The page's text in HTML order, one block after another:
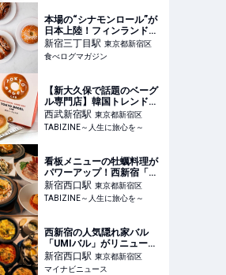
本場の“シナモンロール”が
日本上陸！フィンランド最
古のベーカリーカフェ「エ
クベリ」初の常設店オープ
ン（東京・新宿） | 食べロ
新宿三丁目駅 東京都新宿区
食べログマガジン
【新大久保で話題のベーグ
ル専門店】韓国トレンド
×NYスタイルのベーグル専
門店「TOKYO BAGEL
LAB」の人気TOP3を実食
西武新宿駅 東京都新宿区
TABIZINE～人生に旅心を～
看板メニューの牡蠣料理が
パワーアップ！西新宿「魚
介イタリアン&
新宿西口駅 東京都新宿区
TABIZINE～人生に旅心を～
西新宿の人気隠れ家バル
「UMIバル」がリニューア
ル、牡蠣メニューと新感覚
パスタを強化
新宿西口駅 東京都新宿区
マイナビニュース